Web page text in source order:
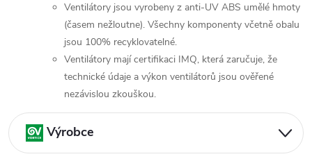
Ventilátory jsou vyrobeny z anti-UV ABS umělé hmoty
(časem nežloutne). Všechny komponenty včetně obalu
jsou 100% recyklovatelné.
Ventilátory mají certifikaci IMQ, která zaručuje, že
technické údaje a výkon ventilátorů jsou ověřené
nezávislou zkouškou.
Výrobce